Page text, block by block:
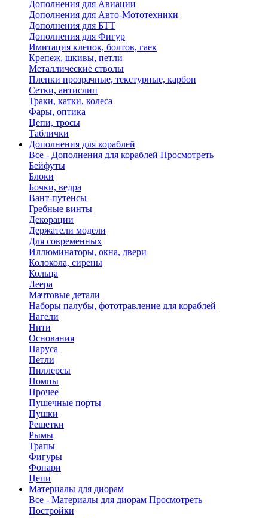
Дополнения для Авиации
Дополнения для Авто-Мототехники
Дополнения для БТТ
Дополнения для Фигур
Имитация клепок, болтов, гаек
Крепеж, шкивы, петли
Металлические стволы
Пленки прозрачные, текстурные, карбон
Сетки, антислип
Траки, катки, колеса
Фары, оптика
Цепи, тросы
Таблички
Дополнения для кораблей
Все - Дополнения для кораблей Просмотреть
Бейфуты
Блоки
Бочки, ведра
Вант-путенсы
Гребные винты
Декорации
Держатели модели
Для современных
Иллюминаторы, окна, двери
Колокола, сирены
Кольца
Леера
Мачтовые детали
Наборы палубы, фототравление для кораблей
Нагели
Нити
Основания
Паруса
Петли
Пиллерсы
Помпы
Прочее
Пушечные порты
Пушки
Решетки
Рымы
Трапы
Фигуры
Фонари
Цепи
Материалы для диорам
Все - Материалы для диорам Просмотреть
Постройки